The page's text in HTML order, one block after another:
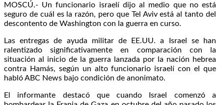
MOSCÚ.- Un funcionario israelí dijo al medio que no está
seguro de cuál es la razón, pero que Tel Aviv está al tanto del
descontento de Washington con la guerra en curso.
Las entregas de ayuda militar de EE.UU. a Israel se han
ralentizado significativamente en comparación con la
situación al inicio de la guerra lanzada por la nación hebrea
contra Hamás, según un alto funcionario israelí con el que
habló ABC News bajo condición de anonimato.
El informante destacó que cuando Israel comenzó a